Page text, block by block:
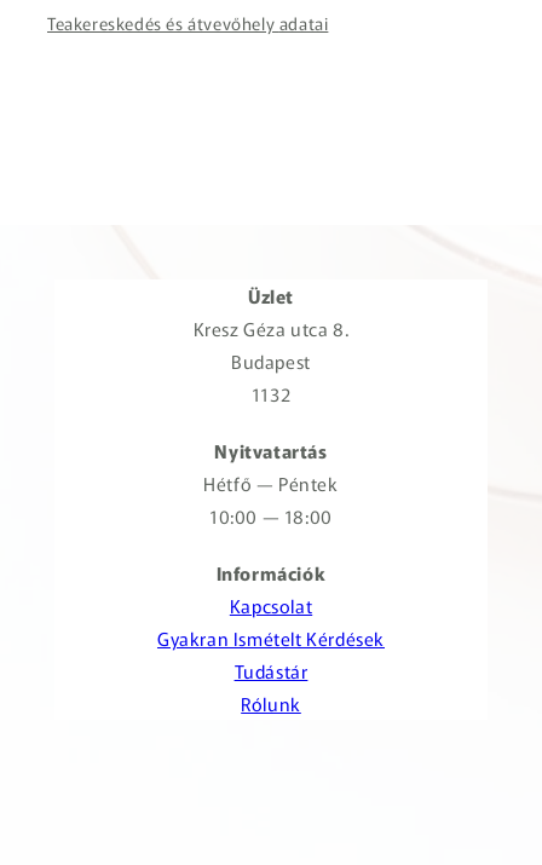
Teakereskedés és átvevőhely adatai
Üzlet
Kresz Géza utca 8.
Budapest
1132
Nyitvatartás
Hétfő — Péntek
10:00 — 18:00
Információk
Kapcsolat
Gyakran Ismételt Kérdések
Tudástár
Rólunk